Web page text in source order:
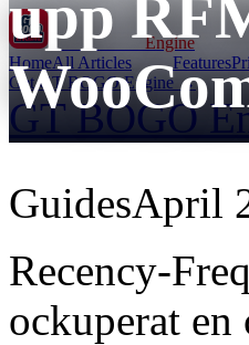
GT BOGOEngine
HomeAll Articles Features
Get GT BOGO Engine →
GT BOGO
upp
GuidesApril
Recency-
ockuperat